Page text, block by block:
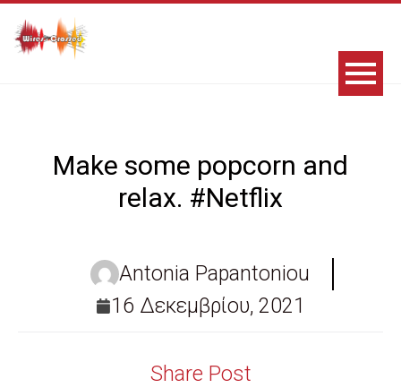
Make some popcorn and
relax. #Netflix
Antonia Papantoniou
16 Δεκεμβρίου, 2021
Share Post